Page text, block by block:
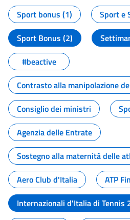
Sport bonus (1)
Sport e
Sport Bonus (2)
#beactive
Contrasto alla manipolazione
Consiglio dei ministri
Agenzia delle Entrate
Sostegno alla maternità delle
Aero Club d'Italia
ATP
Internazionali d'Italia di Tennis